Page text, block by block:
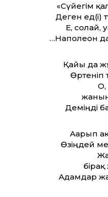
«Сүйегім
Деген ед(і)
Е, солай,
…Наполеон
Қайғы да
Өртеніп
О,
Деміңді
Ағарып
Өзіңдей
Адамдар